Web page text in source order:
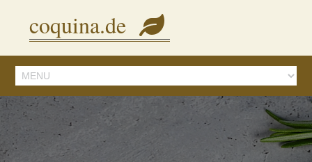
Diese Seite verwendet Cookies, um Inhalte und Anzeigen zu personalisieren.
Mit der Nutzung dieser Webseite stimmen Sie dem zu.
coquina.de